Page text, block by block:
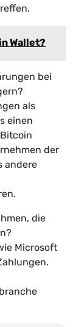
Wallet?
bei
als
einen
der
andere
die
Microsoft